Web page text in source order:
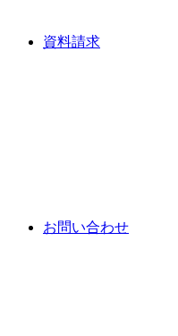
資料請求
お問い合わせ